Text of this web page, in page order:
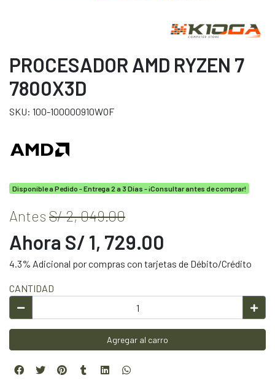
PROCESADOR AMD RYZEN 7
7800X3D
SKU: 100-100000910WOF
Disponible a Pedido - Entrega 2 a 3 Días - ¡Consultar antes de comprar!
Antes S/ 2, 049.00
Ahora S/ 1, 729.00
4.3% Adicional por compras con tarjetas de Débito/Crédito
CANTIDAD
Agregar al carro